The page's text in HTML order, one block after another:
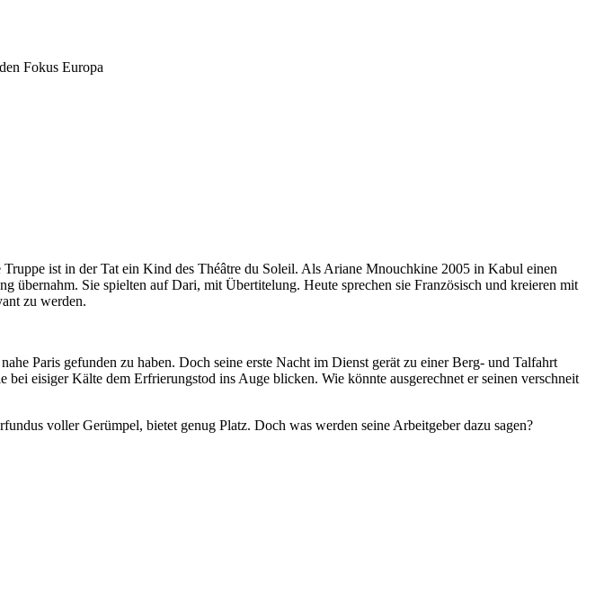
Fokus Europa
ist in der Tat ein Kind des Théâtre du Soleil. Als Ariane Mnouchkine 2005 in Kabul einen
übernahm. Sie spielten auf Dari, mit Übertitelung. Heute sprechen sie Französisch und kreieren mit
zu werden.
Paris gefunden zu haben. Doch seine erste Nacht im Dienst gerät zu einer Berg- und Talfahrt
eisiger Kälte dem Erfrierungstod ins Auge blicken. Wie könnte ausgerechnet er seinen verschneit
voller Gerümpel, bietet genug Platz. Doch was werden seine Arbeitgeber dazu sagen?